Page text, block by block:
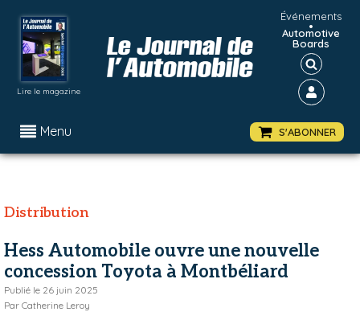
Lire le magazine
Événements
•
Automotive
Boards
Menu S'ABONNER
Distribution
Hess Automobile ouvre une nouvelle
concession Toyota à Montbéliard
Publié le 26 juin 2025
Par Catherine Leroy